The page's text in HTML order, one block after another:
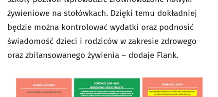
żywieniowe na stołówkach. Dzięki temu dokładniej
będzie można kontrolować wydatki oraz podnosić
świadomość dzieci i rodziców w zakresie zdrowego
oraz zbilansowanego żywienia – dodaje Flank.